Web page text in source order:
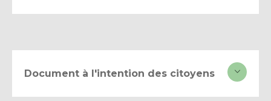
Document à l'intention des citoyens